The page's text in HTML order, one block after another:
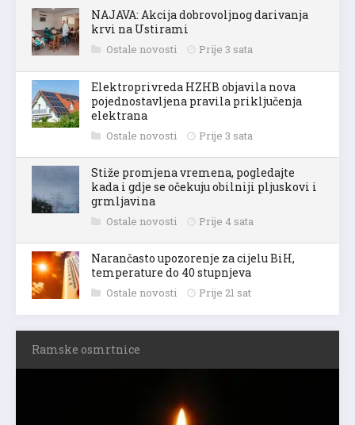
NAJAVA: Akcija dobrovoljnog darivanja
krvi na Ustirami
Ostale novosti Prije 3 sata
Elektroprivreda HZHB objavila nova
pojednostavljena pravila priključenja
elektrana
Ostale novosti Prije 3 sata
Stiže promjena vremena, pogledajte
kada i gdje se očekuju obilniji pljuskovi i
grmljavina
Ostale novosti Prije 4 sata
Narančasto upozorenje za cijelu BiH,
temperature do 40 stupnjeva
Ostale novosti Prije 21 sat
Ramske osmrtnice